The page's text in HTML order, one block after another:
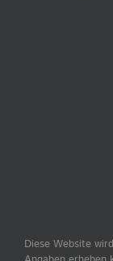
Diese Website